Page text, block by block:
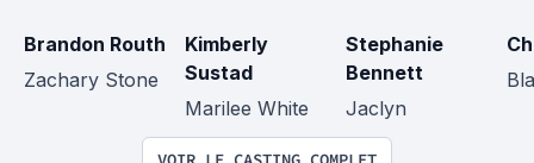
Brandon Routh
Zachary Stone
Kimberly
Sustad
Marilee White
Stephanie
Bennett
Jaclyn